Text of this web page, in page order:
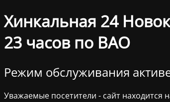
Хинкальная 24
23 часов по ВАО
Режим обслуживания
Уважаемые посетители - сайт